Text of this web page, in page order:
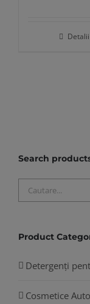
Detalii
Search
Product
Detergenți
Cosmetice